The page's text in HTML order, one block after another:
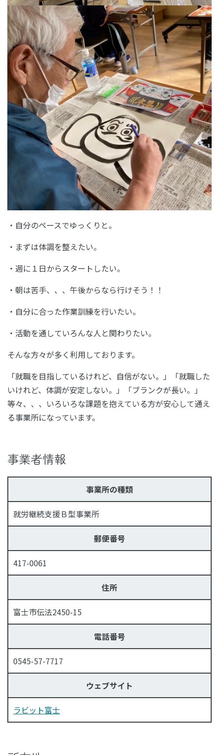
・自分のペースでゆっくりと。
・まずは体調を整えたい。
・週に１日からスタートしたい。
・朝は苦手、、、午後からなら行けそう！！
・自分に合った作業訓練を行いたい。
・活動を通していろんな人と関わりたい。
そんな方々が多く利用しております。
「就職を目指しているけれど、自信がない。」「就職した
いけれど、体調が安定しない。」「ブランクが長い。」
等々、、、いろいろな課題を抱えている方が安心して通え
る事業所になっています。
事業者情報
事業所の種類
就労継続支援Ｂ型事業所
郵便番号
417-0061
住所
富士市伝法2450-15
電話番号
0545-57-7717
ウェブサイト
ラビット富士